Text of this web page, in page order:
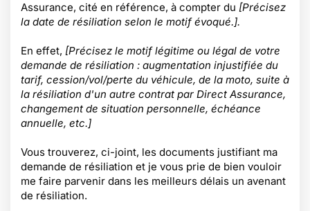
Assurance, cité en référence, à compter du [Précisez
la date de résiliation selon le motif évoqué.].
En effet, [Précisez le motif légitime ou légal de votre
demande de résiliation : augmentation injustifiée du
tarif, cession/vol/perte du véhicule, de la moto, suite à
la résiliation d'un autre contrat par Direct Assurance,
changement de situation personnelle, échéance
annuelle, etc.]
Vous trouverez, ci-joint, les documents justifiant ma
demande de résiliation et je vous prie de bien vouloir
me faire parvenir dans les meilleurs délais un avenant
de résiliation.